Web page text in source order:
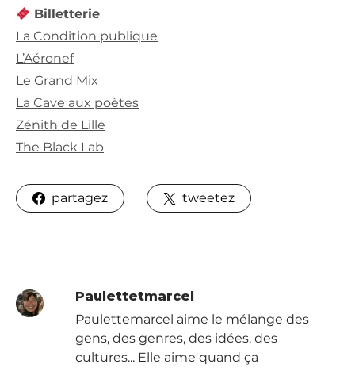
Billetterie
La Condition publique
L’Aéronef
Le Grand Mix
La Cave aux poètes
Zénith de Lille
The Black Lab
partagez tweetez
Paulettetmarcel
Paulettemarcel aime le mélange des
gens, des genres, des idées, des
cultures... Elle aime quand ça